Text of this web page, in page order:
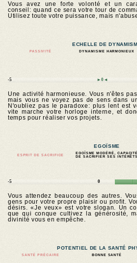
Vous avez une forte volonté et un
conseil: quand ce sera votre tour de
Utilisez toute votre puissance, mais
ECHELLE DE
PASSIVITÉ DYNAMISME HARMONIEUX
-5 ►0◄
Une activité harmonieuse. Vous n'êtes
mais vous ne voyez pas de sens dans
N'oubliez pas le paradoxe: plus lent est
vite marche votre horloge interne, et
temps pour réaliser vos projets.
EGOÏSME
ESPRIT DE SACRIFICE
EGOÏSME MODÉRÉ, CAPACITÉ
DE SACRIFIER SES INTÉRÊTS
-5 0
Vous attendez beaucoup des autres.
gens pour votre propre plaisir ou profit.
désirs. «Je veux» est votre slogan. Un
que qui conque cultivez la générosité,
divinité vous en empêche.
POTENTIEL DE LA SANTÉ
SANTÉ PRÉCAIRE BONNE SANTÉ